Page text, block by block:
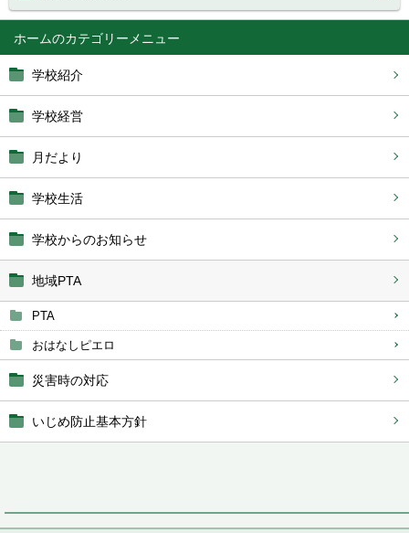
ホーム
学校紹介
学校経営
月だより
学校生活
学校からのお知らせ
地域PTA
PTA
おはなしピエロ
災害時の対応
いじめ防止基本方針